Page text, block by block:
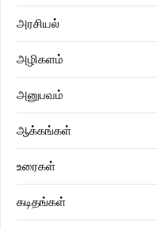
அரசியல்
அழிகளம்
அனுபவம்
ஆக்கங்கள்
உரைகள்
கடிதங்கள்